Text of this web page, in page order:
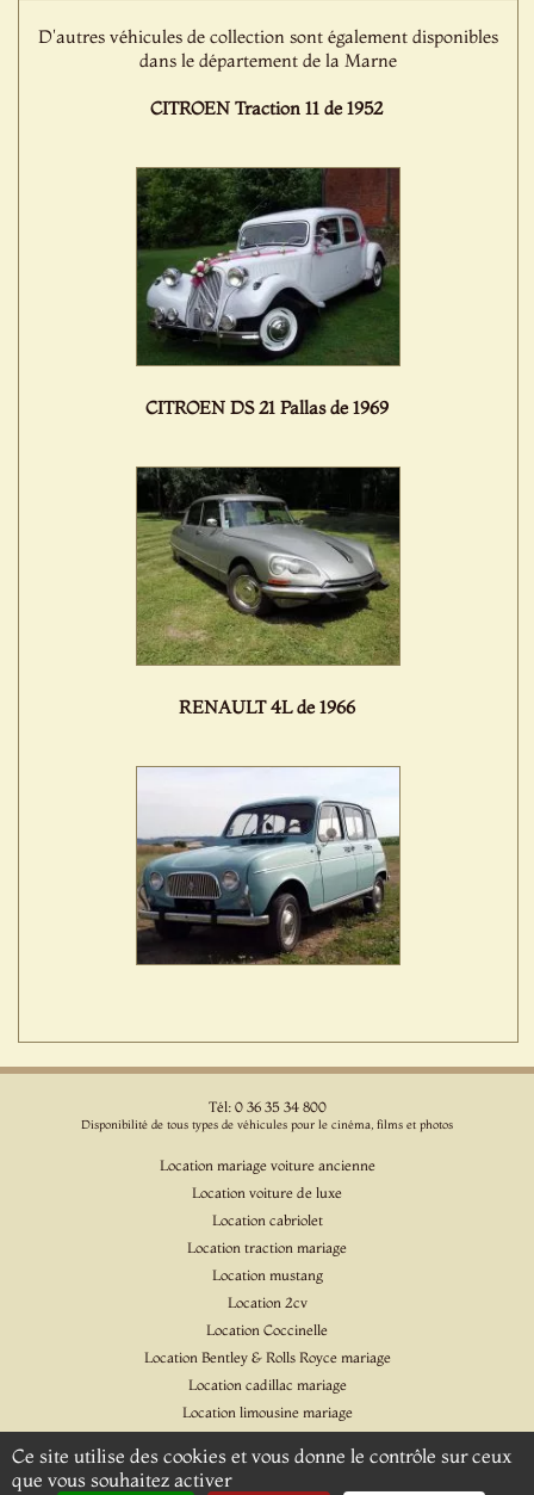
D'autres véhicules de collection sont également disponibles
dans le département de la Marne
CITROEN Traction 11 de 1952
CITROEN DS 21 Pallas de 1969
RENAULT 4L de 1966
Tél: 0 36 35 34 800
Disponibilité de tous types de véhicules pour le cinéma, films et photos
Location mariage voiture ancienne
Location voiture de luxe
Location cabriolet
Location traction mariage
Location mustang
Location 2cv
Location Coccinelle
Location Bentley & Rolls Royce mariage
Location cadillac mariage
Location limousine mariage
Location Citroen DS
Ce site utilise des cookies et vous donne le contrôle sur ceux
que vous souhaitez activer